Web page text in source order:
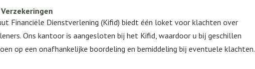
Financiële Dienstverlening (Kifid) biedt één loket voor klachten over
Ons kantoor is aangesloten bij het Kifid, waardoor u bij geschillen
op een onafhankelijke boordeling en bemiddeling bij eventuele klachten.